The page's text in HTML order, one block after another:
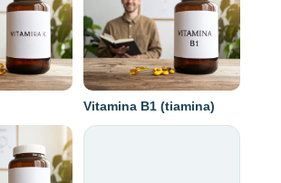
Vitamina B1 (tiamina)